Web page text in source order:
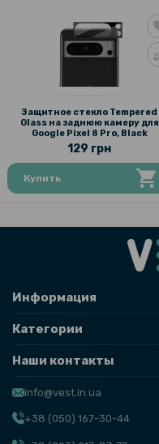
Защитное стекло Tempered
Glass на заднюю камеру для
Google Pixel 8 Pro, Black
129 грн
Купить
Информация
Категории
Наши контакты
info@vest.in.ua
+38 (050) 167-30-44